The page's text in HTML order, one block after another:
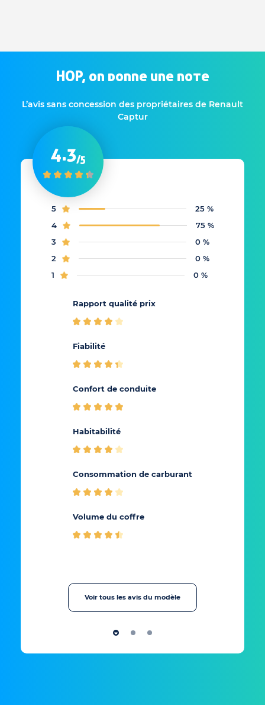
HOP, on donne une note
L’avis sans concession des propriétaires de Renault
Captur
4.3/5
5
25 %
4
75 %
3
0 %
2
0 %
1
0 %
Rapport qualité prix
Fiabilité
Confort de conduite
Habitabilité
Consommation de carburant
Volume du coffre
Voir tous les avis du modèle